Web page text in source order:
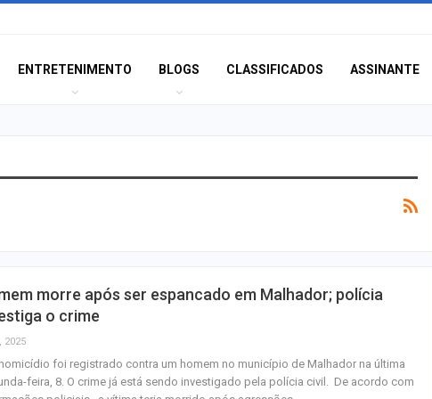
ENTRETENIMENTO BLOGS CLASSIFICADOS ASSINANTE
morre após ser espancado em Malhador; polícia
o crime
2025
foi registrado contra um homem no município de Malhador na última
feira, 8. O crime já está sendo investigado pela polícia civil. De acordo com
Polícia Civil investiga
Câmara de Itabaianinha
abre concurso com
Filarmônica de Itabaiana
realiza concerto em